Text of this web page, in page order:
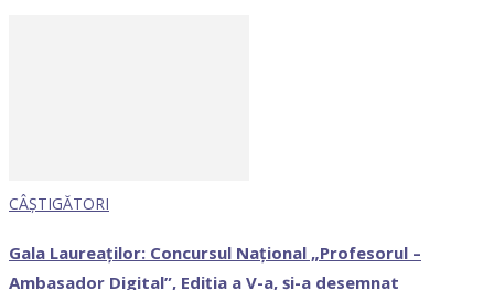
CÂȘTIGĂTORI
Gala Laureaților: Concursul Național „Profesorul –
Ambasador Digital”, Ediția a V-a, și-a desemnat